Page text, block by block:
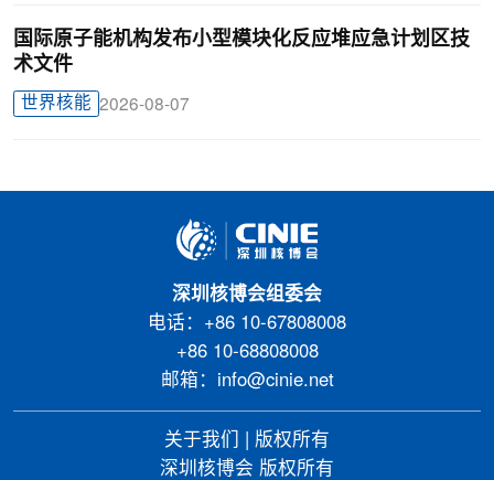
国际原子能机构发布小型模块化反应堆应急计划区技
术文件
世界核能 2026-08-07
深圳核博会组委会
电话：+86 10-67808008
+86 10-68808008
邮箱：info@cinie.net
关于我们
版权所有
深圳核博会 版权所有